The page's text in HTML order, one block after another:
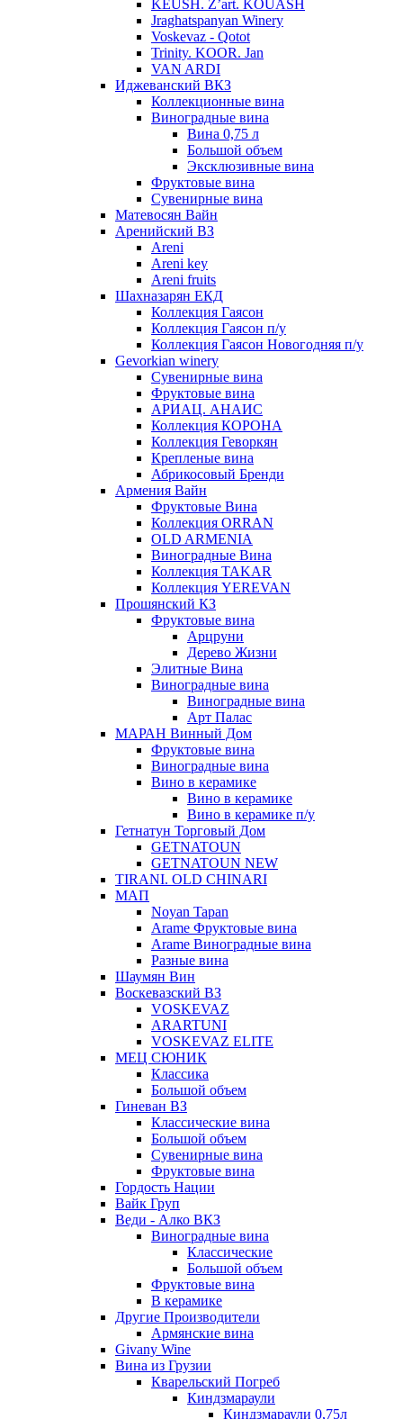
KEUSH. Z’art. KOUASH
Jraghatspanyan Winery
Voskevaz - Qotot
Trinity. KOOR. Jan
VAN ARDI
Иджеванский ВКЗ
Коллекционные вина
Виноградные вина
Вина 0,75 л
Большой объем
Эксклюзивные вина
Фруктовые вина
Cувенирные вина
Матевосян Вайн
Аренийский ВЗ
Areni
Areni key
Areni fruits
Шахназарян ЕКД
Коллекция Гаясон
Коллекция Гаясон п/у
Коллекция Гаясон Новогодняя п/у
Gevorkian winery
Сувенирные вина
Фруктовые вина
АРИАЦ. АНАИС
Коллекция КОРОНА
Коллекция Геворкян
Крепленые вина
Абрикосовый Бренди
Армения Вайн
Фруктовые Вина
Коллекция ORRAN
OLD ARMENIA
Виноградные Вина
Коллекция TAKAR
Коллекция YEREVAN
Прошянский КЗ
Фруктовые вина
Арцруни
Дерево Жизни
Элитные Вина
Виноградные вина
Виноградные вина
Арт Палас
МАРАН Винный Дом
Фруктовые вина
Виноградные вина
Вино в керамике
Вино в керамике
Вино в керамике п/у
Гетнатун Торговый Дом
GETNATOUN
GETNATOUN NEW
TIRANI. OLD CHINARI
МАП
Noyan Tapan
Arame Фруктовые вина
Arame Виноградные вина
Разные вина
Шаумян Вин
Воскевазский ВЗ
VOSKEVAZ
ARARTUNI
VOSKEVAZ ELITE
МЕЦ СЮНИК
Классика
Большой объем
Гиневан ВЗ
Классические вина
Большой объем
Сувенирные вина
Фруктовые вина
Гордость Нации
Вайк Груп
Веди - Алко ВКЗ
Виноградные вина
Классические
Большой объем
Фруктовые вина
В керамике
Другие Производители
Армянские вина
Givany Wine
Вина из Грузии
Кварельский Погреб
Киндзмараули
Киндзмараули 0,75л